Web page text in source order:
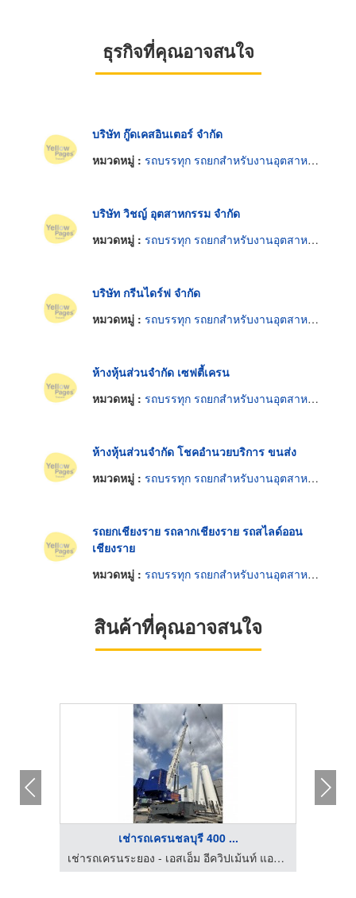
ธุรกิจที่คุณอาจสนใจ
บริษัท กู๊ดเคสอินเตอร์ จำกัด
หมวดหมู่ : รถบรรทุก รถยกสำหรับงานอุตสาหกรรม
บริษัท วิชญ์ อุตสาหกรรม จำกัด
หมวดหมู่ : รถบรรทุก รถยกสำหรับงานอุตสาหกรรม
บริษัท กรีนไดร์ฟ จำกัด
หมวดหมู่ : รถบรรทุก รถยกสำหรับงานอุตสาหกรรม
ห้างหุ้นส่วนจำกัด เซฟตี้เครน
หมวดหมู่ : รถบรรทุก รถยกสำหรับงานอุตสาหกรรม
ห้างหุ้นส่วนจำกัด โชคอำนวยบริการ ขนส่ง
หมวดหมู่ : รถบรรทุก รถยกสำหรับงานอุตสาหกรรม
รถยกเชียงราย รถลากเชียงราย รถสไลด์ออน
เชียงราย
หมวดหมู่ : รถบรรทุก รถยกสำหรับงานอุตสาหกรรม
สินค้าที่คุณอาจสนใจ
เช่ารถเครนชลบุรี 400 ...
เช่ารถเครนระยอง - เอสเอ็ม อีควิปเม้นท์ แอนด์ ซัพพลาย